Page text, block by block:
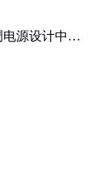
电源设计中的